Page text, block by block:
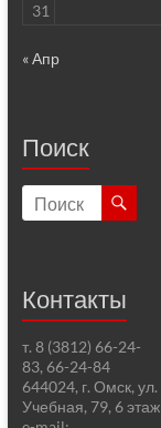
31
« Апр
Поиск
Контакты
т. 8 (3812) 66-24-
83, 66-24-84
644024, г. Омск, ул.
Учебная, 79, 6 этаж